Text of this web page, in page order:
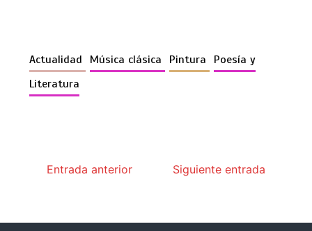
Actualidad Música clásica Pintura
Poesía y
Literatura
Entrada anterior Siguiente entrada